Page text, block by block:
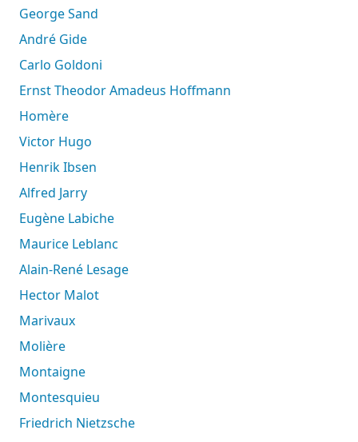
George Sand
André Gide
Carlo Goldoni
Ernst Theodor Amadeus Hoffmann
Homère
Victor Hugo
Henrik Ibsen
Alfred Jarry
Eugène Labiche
Maurice Leblanc
Alain-René Lesage
Hector Malot
Marivaux
Molière
Montaigne
Montesquieu
Friedrich Nietzsche